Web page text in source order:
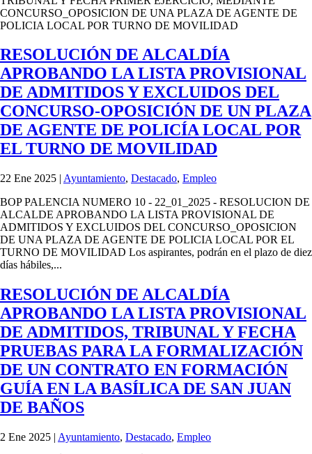
CONCURSO_OPOSICION DE UNA PLAZA DE AGENTE DE
POLICIA LOCAL POR TURNO DE MOVILIDAD
RESOLUCIÓN DE ALCALDÍA
APROBANDO LA LISTA PROVISIONAL
DE ADMITIDOS Y EXCLUIDOS DEL
CONCURSO-OPOSICIÓN DE UN PLAZA
DE AGENTE DE POLICÍA LOCAL POR
EL TURNO DE MOVILIDAD
22 Ene 2025 | Ayuntamiento, Destacado, Empleo
BOP PALENCIA NUMERO 10 - 22_01_2025 - RESOLUCION DE
ALCALDE APROBANDO LA LISTA PROVISIONAL DE
ADMITIDOS Y EXCLUIDOS DEL CONCURSO_OPOSICION
DE UNA PLAZA DE AGENTE DE POLICIA LOCAL POR EL
TURNO DE MOVILIDAD Los aspirantes, podrán en el plazo de diez
días hábiles,...
RESOLUCIÓN DE ALCALDÍA
APROBANDO LA LISTA PROVISIONAL
DE ADMITIDOS, TRIBUNAL Y FECHA
PRUEBAS PARA LA FORMALIZACIÓN
DE UN CONTRATO EN FORMACIÓN
GUÍA EN LA BASÍLICA DE SAN JUAN
DE BAÑOS
2 Ene 2025 | Ayuntamiento, Destacado, Empleo